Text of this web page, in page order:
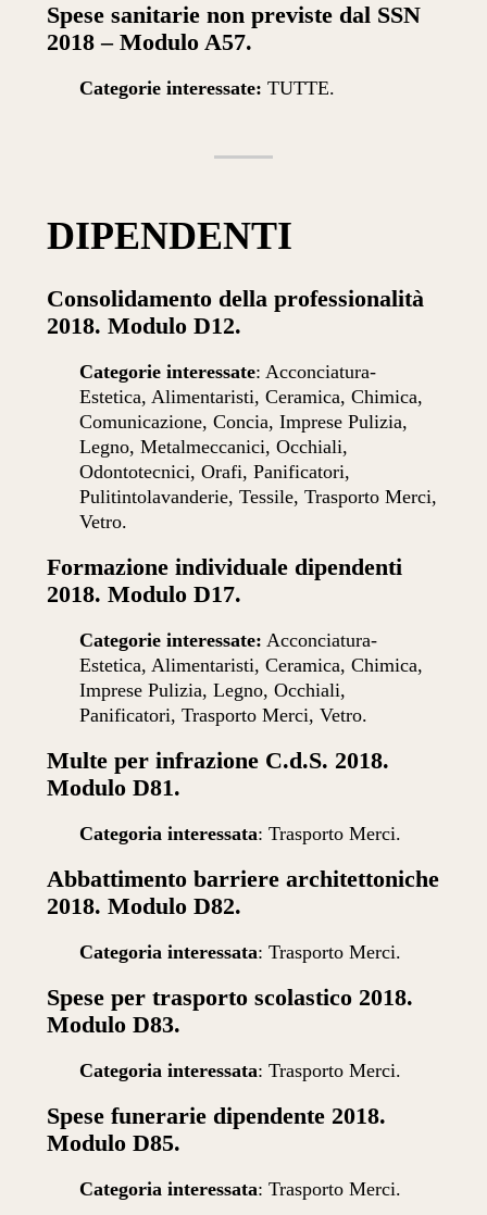
Spese sanitarie non previste dal SSN
2018 – Modulo A57.
Categorie interessate:TUTTE.
DIPENDENTI
Consolidamento della professionalità
2018. Modulo D12.
Categorie interessate: Acconciatura-
Estetica, Alimentaristi, Ceramica, Chimica,
Comunicazione, Concia, Imprese Pulizia,
Legno, Metalmeccanici, Occhiali,
Odontotecnici, Orafi, Panificatori,
Pulitintolavanderie, Tessile, Trasporto Merci,
Vetro.
Formazione individuale dipendenti
2018. Modulo D17.
Categorie interessate: Acconciatura-
Estetica, Alimentaristi, Ceramica, Chimica,
Imprese Pulizia, Legno, Occhiali,
Panificatori, Trasporto Merci, Vetro.
Multe per infrazione C.d.S. 2018.
Modulo D81.
Categoria interessata: Trasporto Merci.
Abbattimento barriere architettoniche
2018. Modulo D82.
Categoria interessata: Trasporto Merci.
Spese per trasporto scolastico 2018.
Modulo D83.
Categoria interessata: Trasporto Merci.
Spese funerarie dipendente 2018.
Modulo D85.
Categoria interessata: Trasporto Merci.